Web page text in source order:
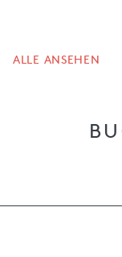
ALLE ANSEHEN